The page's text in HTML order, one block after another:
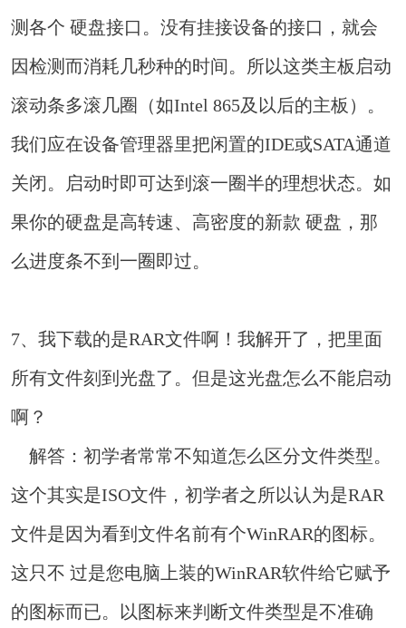
测各个 硬盘接口。没有挂接设备的接口，就会
因检测而消耗几秒种的时间。所以这类主板启动
滚动条多滚几圈（如Intel 865及以后的主板）。
我们应在设备管理器里把闲置的IDE或SATA通道
关闭。启动时即可达到滚一圈半的理想状态。如
果你的硬盘是高转速、高密度的新款 硬盘，那
么进度条不到一圈即过。
7、我下载的是RAR文件啊！我解开了，把里面
所有文件刻到光盘了。但是这光盘怎么不能启动
啊？
解答：初学者常常不知道怎么区分文件类型。
这个其实是ISO文件，初学者之所以认为是RAR
文件是因为看到文件名前有个WinRAR的图标。
这只不 过是您电脑上装的WinRAR软件给它赋予
的图标而已。以图标来判断文件类型是不准确